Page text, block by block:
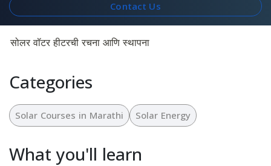
Contact Us
सोलर वॉटर हीटरची रचना आणि स्थापना
Categories
Solar Courses in Marathi Solar Energy
What you'll learn